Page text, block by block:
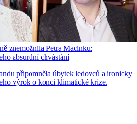
znemožnila Petra Macinku:
absurdní chvástání
připomněla úbytek ledovců a ironicky
výrok o konci klimatické krize.